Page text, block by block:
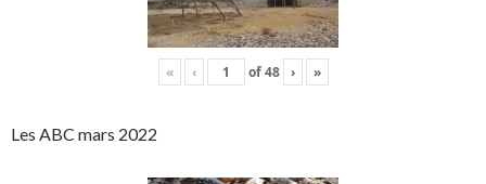
« ‹ of48 › »
Les ABC mars 2022